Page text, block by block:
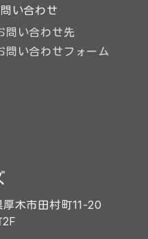
木市田村町11-20
い合わせ
問い合わせ先
問い合わせフォーム